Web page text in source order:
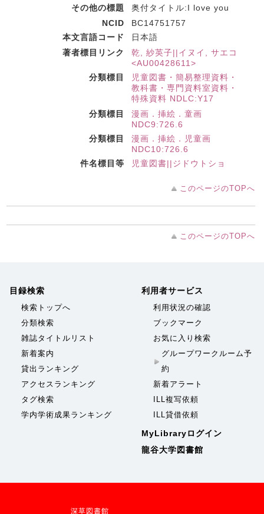
その他の標題
奥付タイトル:I love you
NCID
BC14751757
本文言語コード
日本語
著者標目リンク
乾, 紗英子||イヌイ, サエコ
<AU00428611>
分類標目
児童図書・簡易整理資料・
教科書・専門資料室資料・
特殊資料 NDLC:Y17
分類標目
漫画．挿絵．童画
NDC9:726.6
分類標目
漫画．挿絵．児童画
NDC10:726.6
件名標目等
児童図書||ジドウトショ
このページのTOPへ
このページのTOPへ
目録検索
検索トップへ
分類検索
雑誌タイトルリスト
新着案内
貸出ランキング
アクセスランキング
タグ検索
学内学術成果ランキング
利用者サービス
利用状況の確認
ブックマーク
お気に入り検索
グループワークルーム予
約
新着アラート
ILL複写依頼
ILL貸借依頼
MyLibraryログイン
龍谷大学図書館
深草図書館